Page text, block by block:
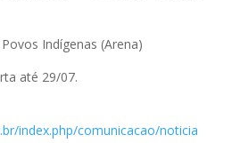
Indígenas (Arena)
até 29/07.
index.php/comunicacao/noticia